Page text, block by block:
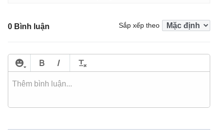
0 Bình luận Sắp xếp theo